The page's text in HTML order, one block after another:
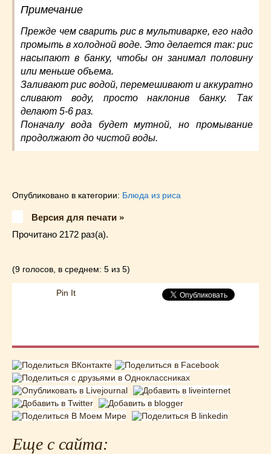
Примечание
Прежде чем сварить рис в мультиварке, его надо
промыть в холодной воде. Это делается так: рис
насыпают в банку, чтобы он занимал половину
или меньше объема.
Заливают рис водой, перемешивают и аккуратно
сливают воду, просто наклонив банку. Так
делают 5-6 раз.
Поначалу вода будет мутной, но промывание
продолжают до чистой воды.
Опубликовано в категории: Блюда из риса
Версия для печати »
Прочитано 2172 раз(a).
(9 голосов, в среднем: 5 из 5)
Pin It
Еще с сайта: